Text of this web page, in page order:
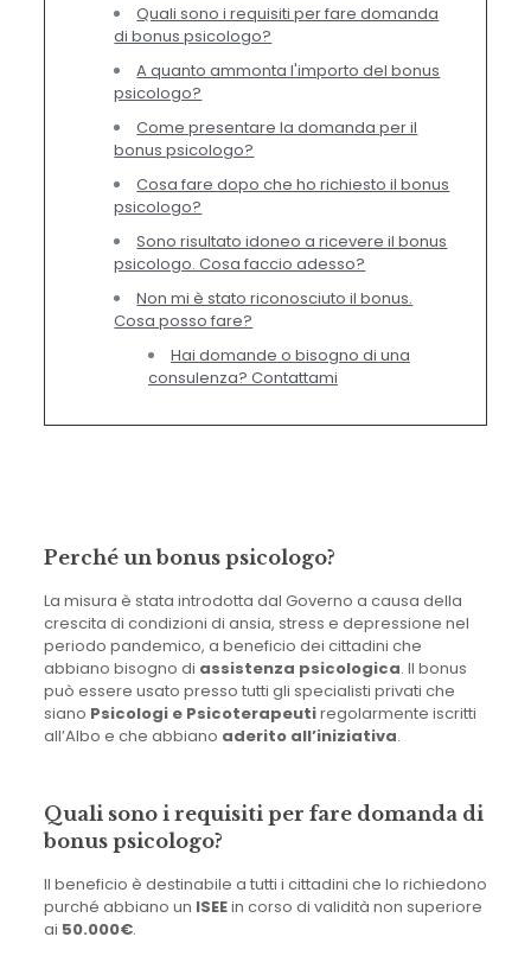
Quali sono i requisiti per fare domanda
di bonus psicologo?
A quanto ammonta l'importo del bonus
psicologo?
Come presentare la domanda per il
bonus psicologo?
Cosa fare dopo che ho richiesto il bonus
psicologo?
Sono risultato idoneo a ricevere il bonus
psicologo. Cosa faccio adesso?
Non mi è stato riconosciuto il bonus.
Cosa posso fare?
Hai domande o bisogno di una
consulenza? Contattami
Perché un bonus psicologo?
La misura è stata introdotta dal Governo a causa della
crescita di condizioni di ansia, stress e depressione nel
periodo pandemico, a beneficio dei cittadini che
abbiano bisogno di assistenza psicologica. Il bonus
può essere usato presso tutti gli specialisti privati che
siano Psicologi e Psicoterapeutiregolarmente iscritti
all’Albo e che abbiano aderito all’iniziativa.
Quali sono i requisiti per fare domanda di
bonus psicologo?
Il beneficio è destinabile a tutti i cittadini che lo richiedono
purché abbiano un ISEEin corso di validità non superiore
ai 50.000€.